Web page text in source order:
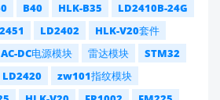
B40 HLK-B35
LD2410B-24G
LD2402
HLK-V20套件
AC-DC电源模块 雷达模块
STM32
LD2420
zw101指纹模块